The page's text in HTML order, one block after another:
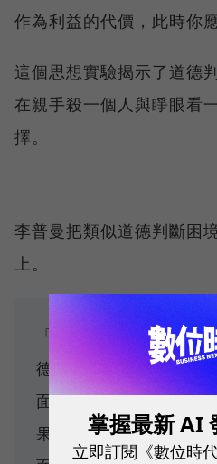
作為利益的代價，此時你
這個思想實驗揭示了道
在親手殺一個人與睜眼看
擇。
李普曼把類似道德判斷困
上。
「在不同的情景下，
德的？這會出現不同的
面，如果是人的話，可
果前面是貓或狗，你可
掌握最新 AI
立即訂閱《數位時